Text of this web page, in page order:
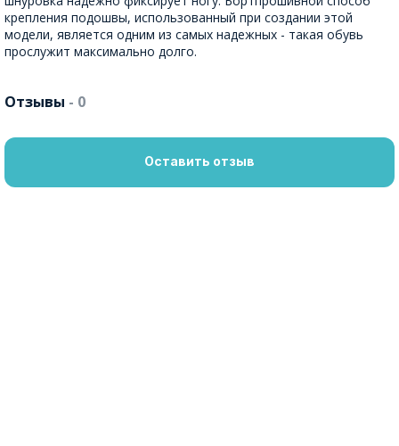
крепления подошвы, использованный при создании этой
модели, является одним из самых надежных - такая обувь
прослужит максимально долго.
Отзывы - 0
Оставить отзыв